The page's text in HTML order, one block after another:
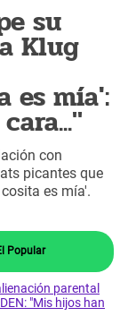
su
Klug
es mía':
con
picantes que
es mía'.
Popular
parental
"Mis hijos han